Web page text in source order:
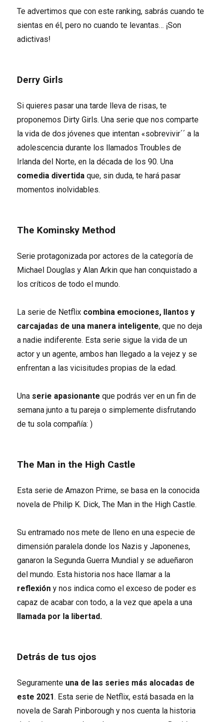
Te advertimos que con este ranking, sabrás cuando te
sientas en él, pero no cuando te levantas… ¡Son
adictivas!
Derry Girls
Si quieres pasar una tarde lleva de risas, te
proponemos Dirty Girls. Una serie que nos comparte
la vida de dos jóvenes que intentan «sobrevivir´´ a la
adolescencia durante los llamados Troubles de
Irlanda del Norte, en la década de los 90. Una
comedia divertida que, sin duda, te hará pasar
momentos inolvidables.
The Kominsky Method
Serie protagonizada por actores de la categoría de
Michael Douglas y Alan Arkin que han conquistado a
los críticos de todo el mundo.
La serie de Netflix combina emociones, llantos y
carcajadas de una manera inteligente, que no deja
a nadie indiferente. Esta serie sigue la vida de un
actor y un agente, ambos han llegado a la vejez y se
enfrentan a las vicisitudes propias de la edad.
Una serie apasionante que podrás ver en un fin de
semana junto a tu pareja o simplemente disfrutando
de tu sola compañía: )
The Man in the High Castle
Esta serie de Amazon Prime, se basa en la conocida
novela de Philip K. Dick, The Man in the High Castle.
Su entramado nos mete de lleno en una especie de
dimensión paralela donde los Nazis y Japonenes,
ganaron la Segunda Guerra Mundial y se adueñaron
del mundo. Esta historia nos hace llamar a la
reflexión y nos indica como el exceso de poder es
capaz de acabar con todo, a la vez que apela a una
llamada por la libertad.
Detrás de tus ojos
Seguramente una de las series más alocadas de
este 2021. Esta serie de Netflix, está basada en la
novela de Sarah Pinborough y nos cuenta la historia